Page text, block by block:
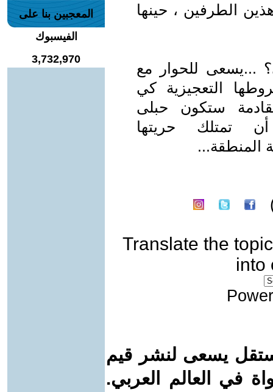
الطرفين ، حينها
...يسعى للحوار مع
التعجيزية كي
ستكون حبلى
تمتلك حريتها
المنطقة...
Translate the topic
into
يسعى لنشر قيم
في العالم العربي.
المعجبين بنا على
الفيسبوك
3,732,970